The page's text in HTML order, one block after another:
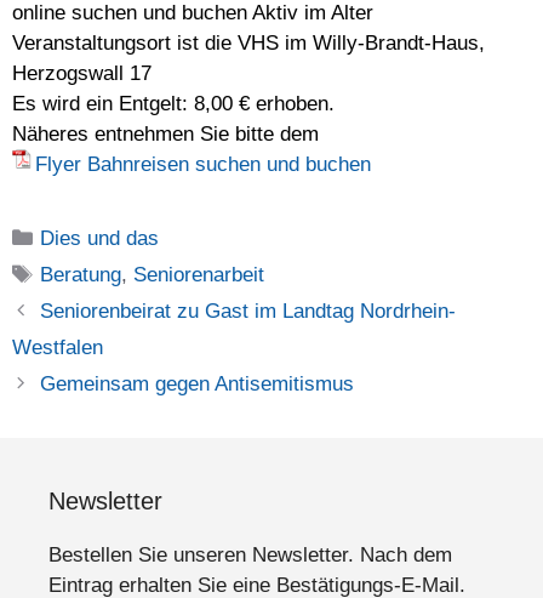
online suchen und buchen Aktiv im Alter
Veranstaltungsort ist die VHS im Willy-Brandt-Haus,
Herzogswall 17
Es wird ein Entgelt: 8,00 € erhoben.
Näheres entnehmen Sie bitte dem
Flyer Bahnreisen suchen und buchen
Kategorien
Dies und das
Schlagwörter
Beratung, Seniorenarbeit
Seniorenbeirat zu Gast im Landtag Nordrhein-
Westfalen
Gemeinsam gegen Antisemitismus
Newsletter
Bestellen Sie unseren Newsletter. Nach dem
Eintrag erhalten Sie eine Bestätigungs-E-Mail.